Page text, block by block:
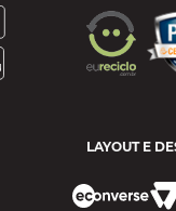
LAYOUT E